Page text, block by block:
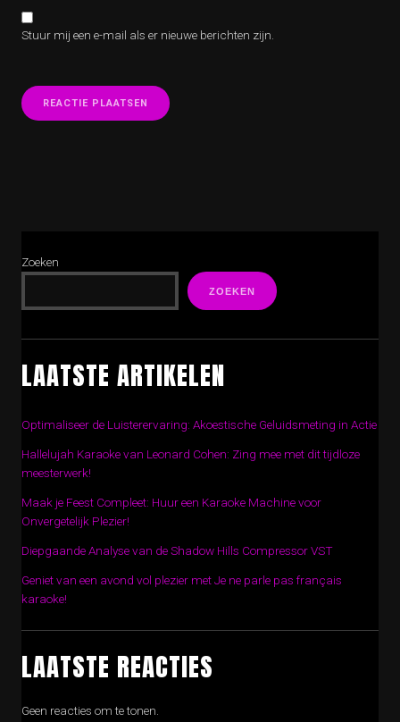
Stuur mij een e-mail als er nieuwe berichten zijn.
Zoeken
ZOEKEN
LAATSTE ARTIKELEN
Optimaliseer de Luisterervaring: Akoestische Geluidsmeting in Actie
Hallelujah Karaoke van Leonard Cohen: Zing mee met dit tijdloze
meesterwerk!
Maak je Feest Compleet: Huur een Karaoke Machine voor
Onvergetelijk Plezier!
Diepgaande Analyse van de Shadow Hills Compressor VST
Geniet van een avond vol plezier met Je ne parle pas français
karaoke!
LAATSTE REACTIES
Geen reacties om te tonen.